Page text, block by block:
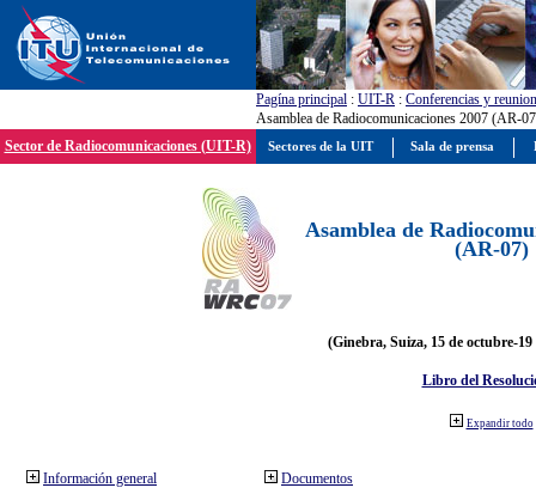
Pagína principal : UIT-R : Conferencias y
Asamblea de Radiocomunicaciones 2007 (AR-
Sector de Radiocomunicaciones (UIT-R)
Asamblea de
(AR-07)
(Ginebra, Suiza, 15 de octubre-19
Libro del
Expandir todo
Información general Documentos
Sectores de la UIT Sala de prensa